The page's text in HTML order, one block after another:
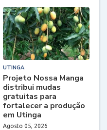
UTINGA
Projeto Nossa Manga
distribui mudas
gratuitas para
fortalecer a produção
em Utinga
Agosto 05, 2026